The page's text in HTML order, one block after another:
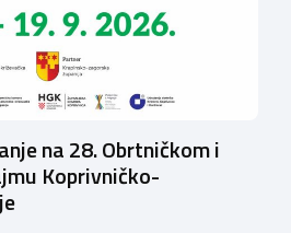
na 28. Obrtničkom i
Koprivničko-